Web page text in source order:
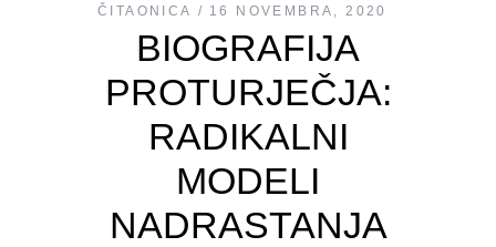
ČITAONICA
16 NOVEMBRA, 2020
BIOGRAFIJA
PROTURJEČJA:
RADIKALNI
MODELI
NADRASTANJA